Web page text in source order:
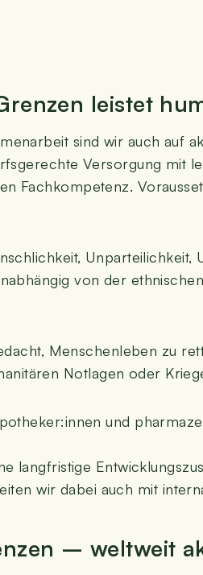
leis­tet
sind wir auch auf
Ver­sor­gung mit
Fach­kom­pe­tenz.
Unpar­tei­lich­keit,
von der
Men­schen­le­ben zu
Not­la­gen oder
und
lang­fris­ti­ge
wir dabei auch mit
– welt­weit